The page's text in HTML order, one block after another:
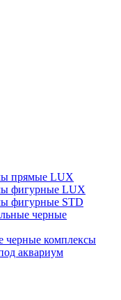
прямые LUX
фигурные LUX
фигурные STD
черные
комплексы
аквариум